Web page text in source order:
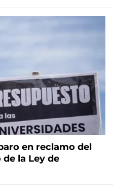
en reclamo del
la Ley de